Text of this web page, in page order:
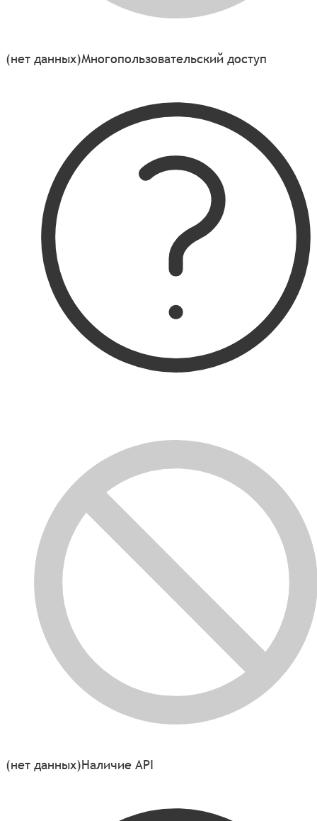
(нет данных)Многопользовательский доступ
(нет данных)Наличие API